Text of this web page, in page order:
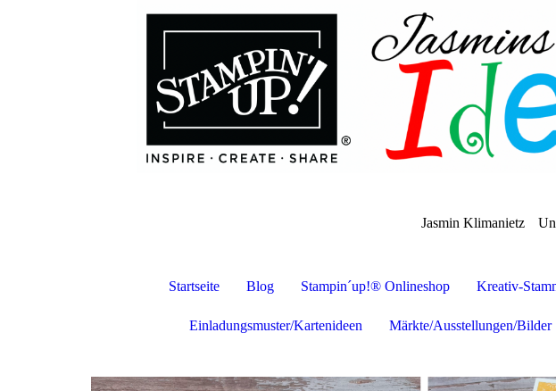
Jasmin Klimanietz
Startseite Blog Stampin´up!® Onlineshop Kreativ-
Einladungsmuster/Kartenideen Märkte/Ausstellungen/Bilder